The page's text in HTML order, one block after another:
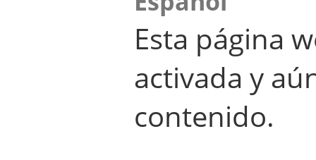
Esta página
activada y
contenido.